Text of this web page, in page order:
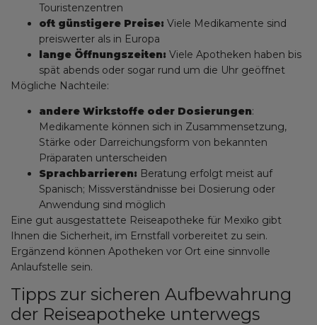
Touristenzentren
oft günstigere Preise: Viele Medikamente sind
preiswerter als in Europa
lange Öffnungszeiten: Viele Apotheken haben bis
spät abends oder sogar rund um die Uhr geöffnet
Mögliche Nachteile:
andere Wirkstoffe oder Dosierungen:
Medikamente können sich in Zusammensetzung,
Stärke oder Darreichungsform von bekannten
Präparaten unterscheiden
Sprachbarrieren: Beratung erfolgt meist auf
Spanisch; Missverständnisse bei Dosierung oder
Anwendung sind möglich
Eine gut ausgestattete Reiseapotheke für Mexiko gibt
Ihnen die Sicherheit, im Ernstfall vorbereitet zu sein.
Ergänzend können Apotheken vor Ort eine sinnvolle
Anlaufstelle sein.
Tipps zur sicheren Aufbewahrung
der Reiseapotheke unterwegs